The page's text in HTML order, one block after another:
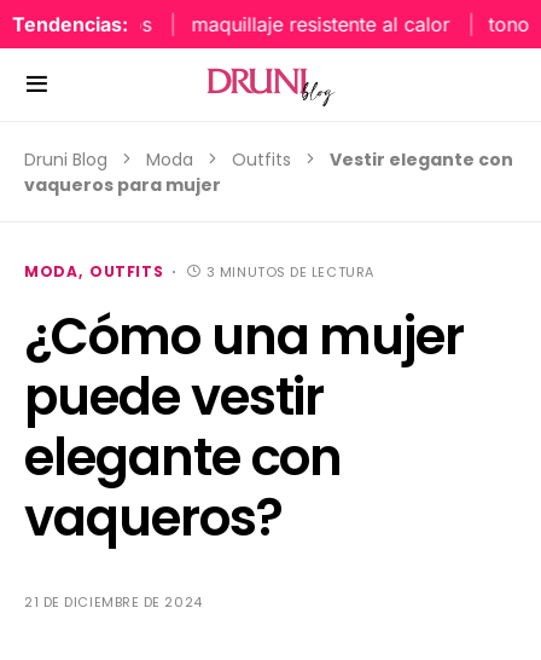
Tendencias: maquillaje resistente al calor tonos
Druni Blog Moda Outfits
Vestir elegante con
vaqueros para mujer
MODA OUTFITS 3 MINUTOS DE LECTURA
¿Cómo una mujer
puede vestir
elegante con
vaqueros?
21 DE DICIEMBRE DE 2024